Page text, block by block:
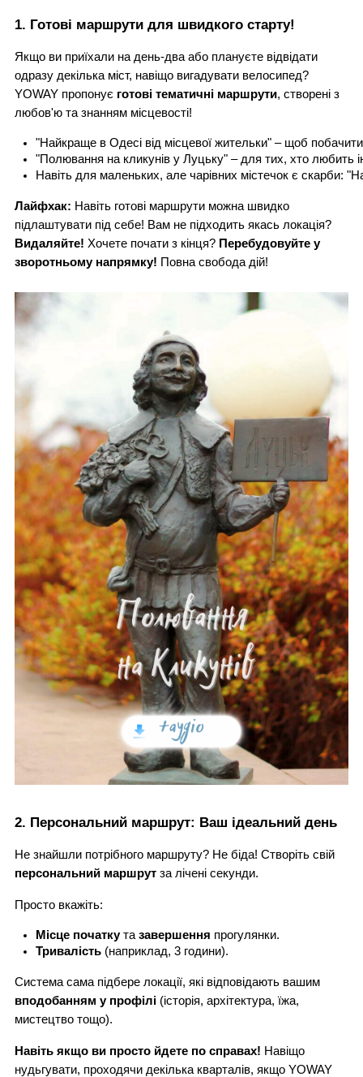
1. Готові маршрути для швидкого старту!
Якщо ви приїхали на день-два або плануєте відвідати
одразу декілька міст, навіщо вигадувати велосипед?
YOWAY пропонує готові тематичні маршрути, створені з
любов'ю та знанням місцевості!
"Найкраще в Одесі від місцевої жительки" – щоб
"Полювання на кликунів у Луцьку" – для тих, хто любить
Навіть для маленьких, але чарівних містечок є скарби: "
Лайфхак: Навіть готові маршрути можна швидко
підлаштувати під себе! Вам не підходить якась локація?
Видаляйте! Хочете почати з кінця? Перебудовуйте у
зворотньому напрямку! Повна свобода дій!
2. Персональний маршрут: Ваш ідеальний день
Не знайшли потрібного маршруту? Не біда! Створіть свій
персональний маршрут за лічені секунди.
Просто вкажіть:
Місце початку та завершення прогулянки.
Тривалість (наприклад, 3 години).
Система сама підбере локації, які відповідають вашим
вподобанням у профілі (історія, архітектура, їжа,
мистецтво тощо).
Навіть якщо ви просто йдете по справах! Навіщо
нудьгувати, проходячи декілька кварталів, якщо YOWAY